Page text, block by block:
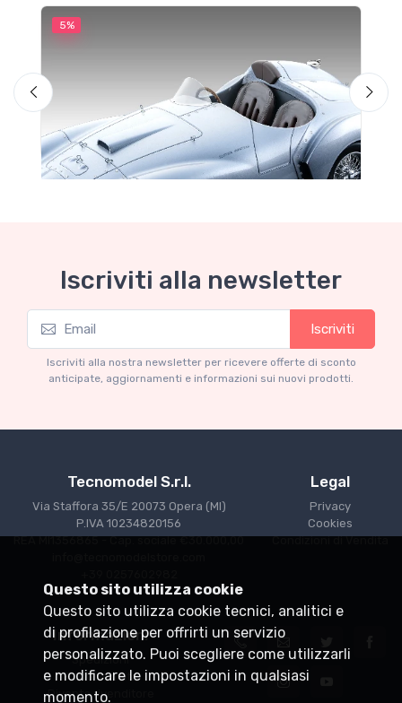
5%
Ferrari 166 MM Abarth Metallic Silver Press
Version 1953 scala 1/18
Iscriviti alla newsletter
Iscriviti
Iscriviti alla nostra newsletter per ricevere offerte di sconto
anticipate, aggiornamenti e informazioni sui nuovi prodotti.
Tecnomodel S.r.l.
Via Staffora 35/E 20073 Opera (MI)
P.IVA 10234820156
REA MI1356865 - Cap. sociale €30.000,00
Legal
Privacy
Cookies
Condizioni di Vendita
Informazioni
Spedizioni
Punti vendita
Diventa rivenditore
Questo sito utilizza cookie
Questo sito utilizza cookie tecnici, analitici e
di profilazione per offrirti un servizio
personalizzato. Puoi scegliere come utilizzarli
e modificare le impostazioni in qualsiasi
momento.